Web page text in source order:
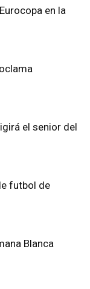
en la
el senior del
futbol de
Blanca